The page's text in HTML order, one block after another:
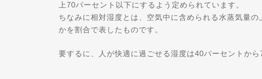
上70パーセント以下にするよう定められています。
ちなみに相対湿度とは、空気中に含められる水蒸気量
かを割合で表したものです。
要するに、人が快適に過ごせる湿度は40パーセントか